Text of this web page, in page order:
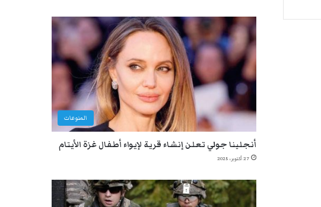
المنوعات
أنجلينا جولي تعلن إنشاء قرية لإيواء أطفال غزة الأيتام
27 أكتوبر، 2025